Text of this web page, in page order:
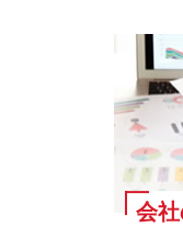
会